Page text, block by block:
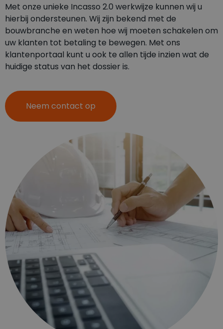
Met onze unieke Incasso 2.0 werkwijze kunnen wij u
hierbij ondersteunen. Wij zijn bekend met de
bouwbranche en weten hoe wij moeten schakelen om
uw klanten tot betaling te bewegen. Met ons
klantenportaal kunt u ook te allen tijde inzien wat de
huidige status van het dossier is.
Neem contact op